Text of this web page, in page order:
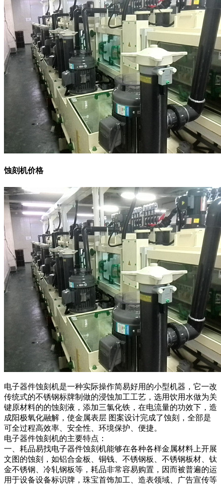
蚀刻机价格
电子器件蚀刻机是一种实际操作简易好用的小型机器，它一改
传统式的不锈钢标牌制做的浸蚀加工工艺，选用饮用水做为关
键原材料的的蚀刻液，添加三氯化铁，在电流量的功效下，造
成阳极氧化融解，使金属表层 图案设计完成了蚀刻，全部是
可全过程高效率、安全性、环境保护、便捷。
电子器件蚀刻机的主要特点：
一、耗品易找电子器件蚀刻机能够在各种各样金属材料上开展
文图的蚀刻，如铝合金板、铜钱、不锈钢板、不锈钢板材、钛
金不锈钢、冷轧钢板等，耗品非常容易购置，因而被普遍的运
用于设备设备标识牌，珠宝首饰加工、造表领域、广告宣传等